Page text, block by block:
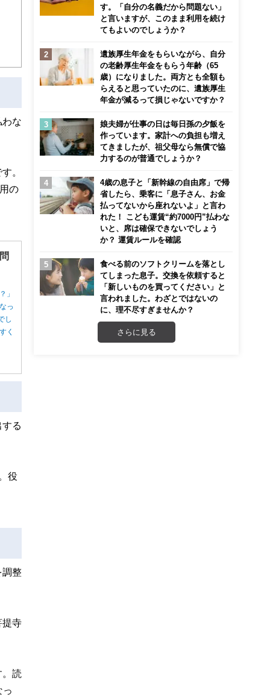
わな
。
の
」
っ
し
く
る
役
調整
提寺
。読
っ
す。「自分の名義だから問題ない」
と言いますが、このまま利用を続け
てもよいのでしょうか？
遺族厚生年金をもらいながら、自分
の老齢厚生年金をもらう年齢（65
歳）になりました。両方とも全額も
らえると思っていたのに、遺族厚生
年金が減るって損じゃないですか？
娘夫婦が仕事の日は毎日孫の夕飯を
作っています。家計への負担も増え
てきましたが、祖父母なら無償で協
力するのが普通でしょうか？
4歳の息子と「新幹線の自由席」で帰
省したら、乗客に「息子さん、お金
払ってないから座れないよ」と言わ
れた！ こども運賃“約7000円”払わな
いと、席は確保できないでしょう
か？ 運賃ルールを確認
食べる前のソフトクリームを落とし
てしまった息子。交換を依頼すると
「新しいものを買ってください」と
言われました。わざとではないの
に、理不尽すぎませんか？
さらに見る